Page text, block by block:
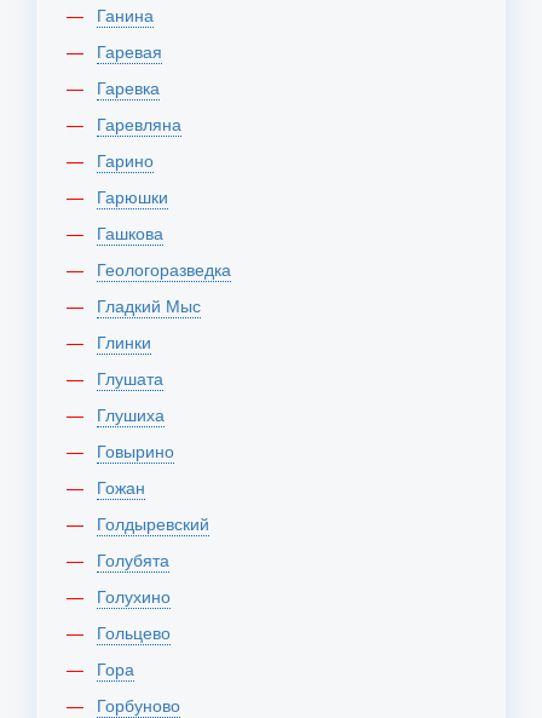
Ганина
Гаревая
Гаревка
Гаревляна
Гарино
Гарюшки
Гашкова
Геологоразведка
Гладкий Мыс
Глинки
Глушата
Глушиха
Говырино
Гожан
Голдыревский
Голубята
Голухино
Гольцево
Гора
Горбуново